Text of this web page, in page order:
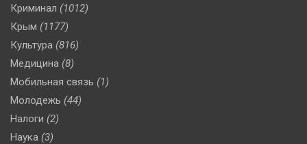
Криминал (1012)
Крым (1177)
Культура (816)
Медицина (8)
Мобильная связь (1)
Молодежь (44)
Налоги (2)
Наука (3)